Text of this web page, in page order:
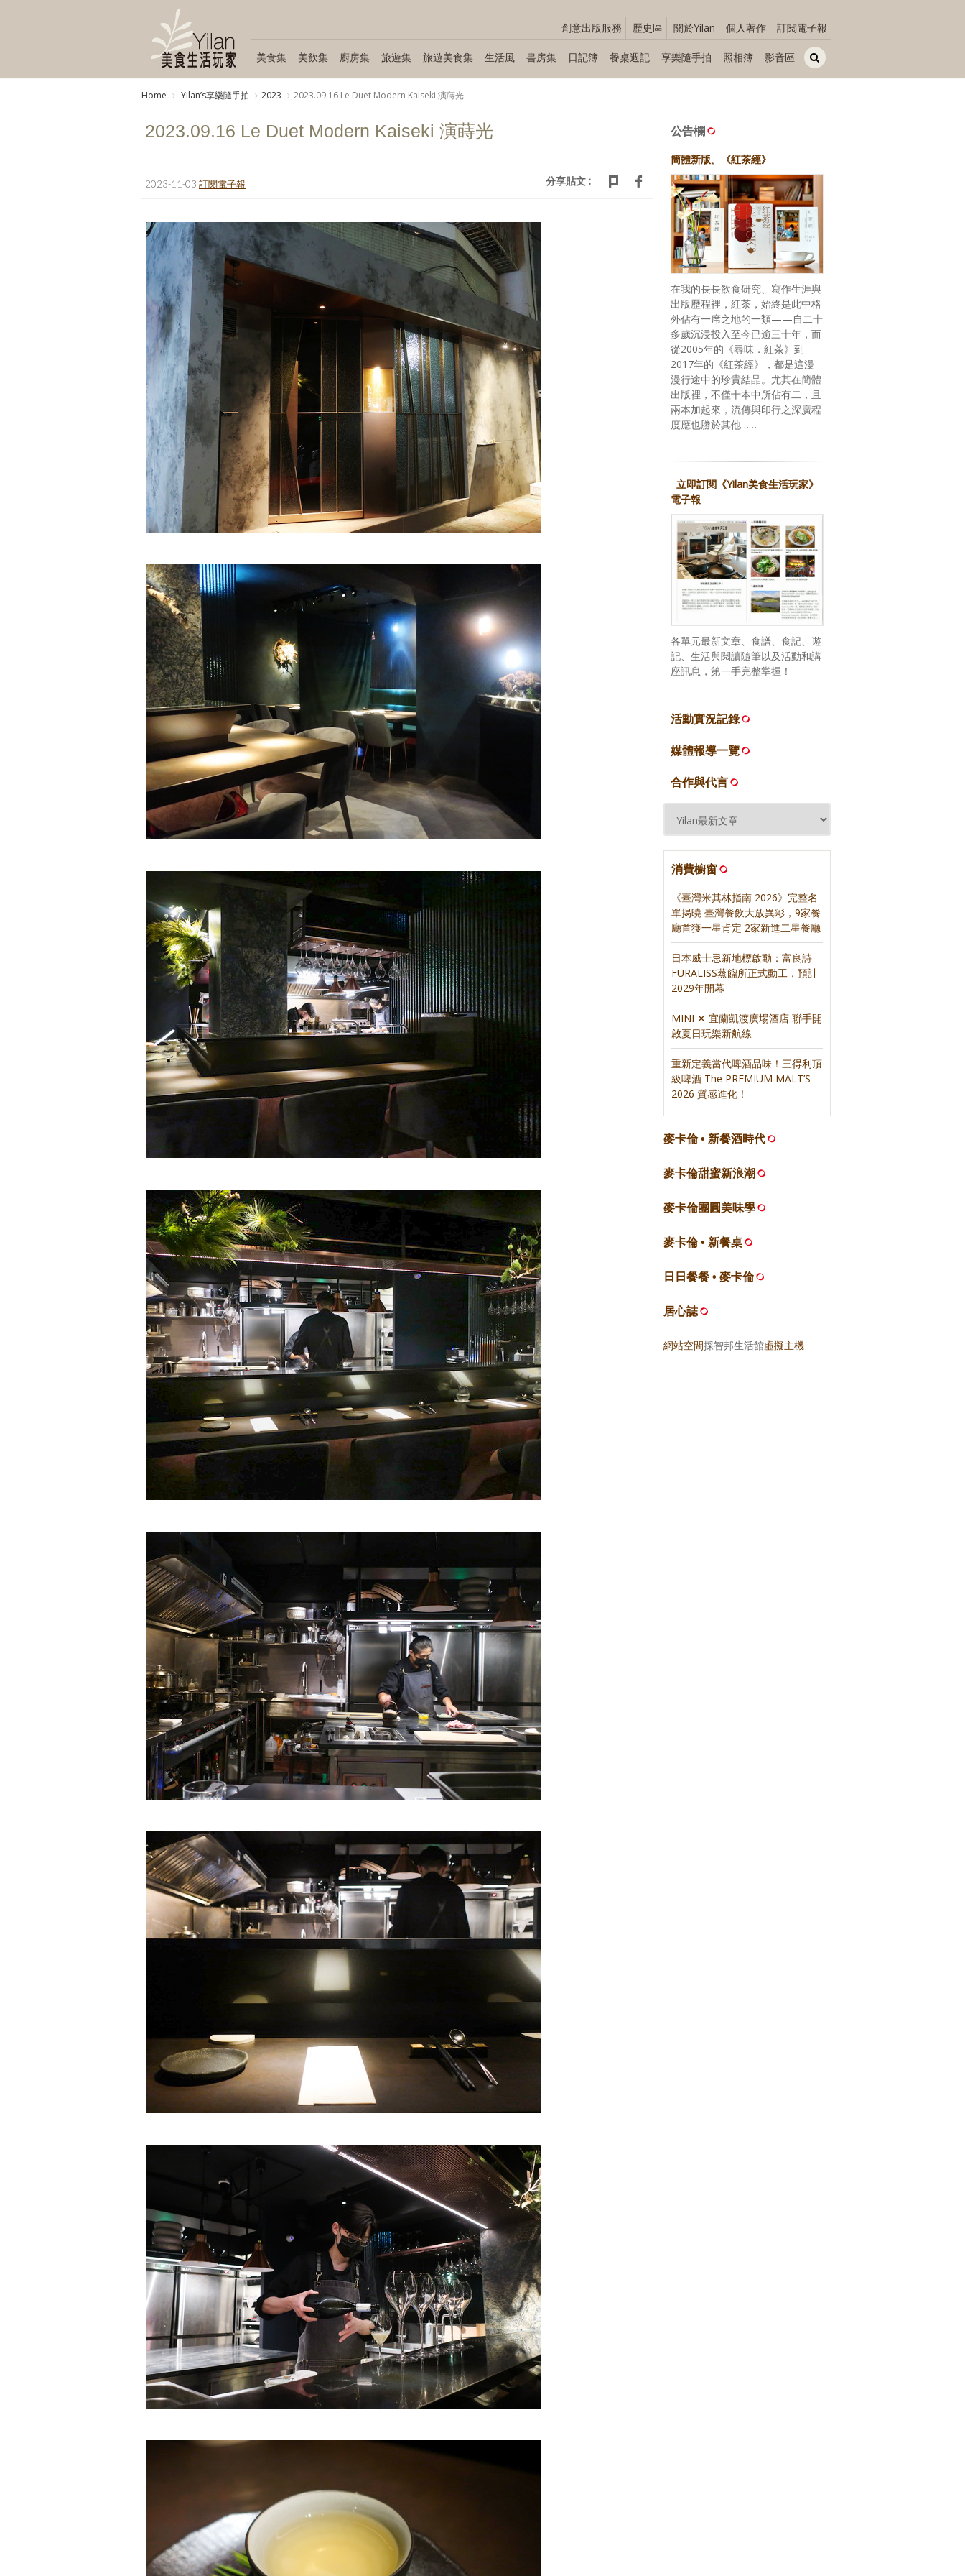
創意出版服務 歷史區 關於Yilan 個人著作 訂閱電子報
美食集 美飲集 廚房集 旅遊集 旅遊美食集 生活風 書房集 日記簿 餐桌週記 享樂隨手拍 照相簿 影音區
Home Yilanʼs享樂隨手拍 2023 2023.09.16 Le Duet Modern Kaiseki 演蒔光
2023.09.16 Le Duet Modern Kaiseki 演蒔光
2023-11-03 訂閱電子報 分享貼文 :
公告欄
簡體新版。《紅茶經》
在我的長長飲食研究、寫作生涯與
出版歷程裡，紅茶，始終是此中格
外佔有一席之地的一類——自二十
多歲沉浸投入至今已逾三十年，而
從2005年的《尋味．紅茶》到
2017年的《紅茶經》，都是這漫
漫行途中的珍貴結晶。尤其在簡體
出版裡，不僅十本中所佔有二，且
兩本加起來，流傳與印行之深廣程
度應也勝於其他……
立即訂閱《Yilan美食生活玩家》
電子報
各單元最新文章、食譜、食記、遊
記、生活與閱讀隨筆以及活動和講
座訊息，第一手完整掌握！
活動實況記錄
媒體報導一覽
合作與代言
消費櫥窗
《臺灣米其林指南 2026》完整名
單揭曉 臺灣餐飲大放異彩，9家餐
廳首獲一星肯定 2家新進二星餐廳
日本威士忌新地標啟動：富良詩
FURALISS蒸餾所正式動工，預計
2029年開幕
MINI ✕ 宜蘭凱渡廣場酒店 聯手開
啟夏日玩樂新航線
重新定義當代啤酒品味！三得利頂
級啤酒 The PREMIUM MALT’S
2026 質感進化！
麥卡倫 • 新餐酒時代
麥卡倫甜蜜新浪潮
麥卡倫團圓美味學
麥卡倫 • 新餐桌
日日餐餐 • 麥卡倫
居心誌
網站空間採智邦生活館虛擬主機